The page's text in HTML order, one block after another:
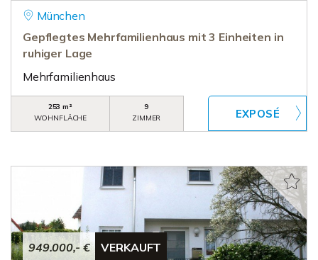
München
Gepflegtes Mehrfamilienhaus mit 3 Einheiten in
ruhiger Lage
Mehrfamilienhaus
253 m²
WOHNFLÄCHE
9
ZIMMER
949.000,- € VERKAUFT